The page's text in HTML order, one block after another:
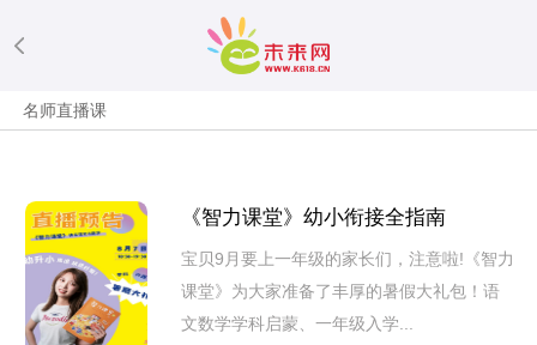
名师直播课
《智力课堂》幼小衔接全指南
宝贝9月要上一年级的家长们，注意啦!《智力
课堂》为大家准备了丰厚的暑假大礼包！​语
文数学学科启蒙、一年级入学...